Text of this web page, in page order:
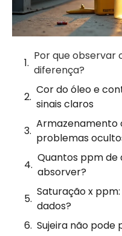
Por que observar
diferença?
Cor do óleo e
sinais claros
problemas
Quantos ppm de
absorver?
Saturação x
dados?
Sujeira não pode